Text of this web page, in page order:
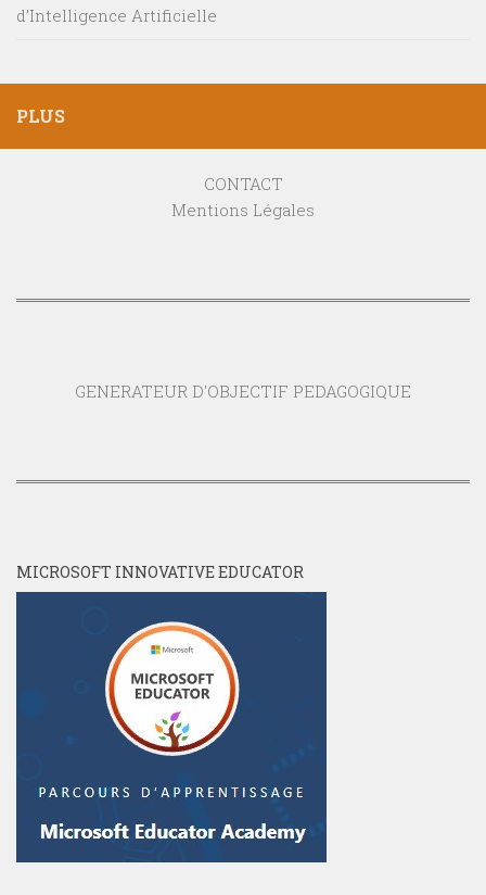
d’Intelligence Artificielle
PLUS
CONTACT
Mentions Légales
GENERATEUR D'OBJECTIF PEDAGOGIQUE
MICROSOFT INNOVATIVE EDUCATOR